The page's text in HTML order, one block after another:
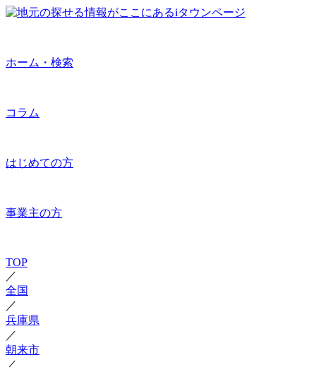
ホーム・検索
コラム
はじめての方
事業主の方
TOP
／
全国
／
兵庫県
／
朝来市
／